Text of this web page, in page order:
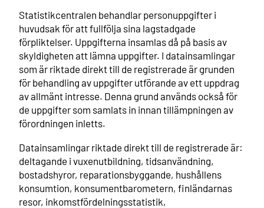
Statistikcentralen behandlar personuppgifter i
huvudsak för att fullfölja sina lagstadgade
förpliktelser. Uppgifterna insamlas då på basis av
skyldigheten att lämna uppgifter. I datainsamlingar
som är riktade direkt till de registrerade är grunden
för behandling av uppgifter utförande av ett uppdrag
av allmänt intresse. Denna grund används också för
de uppgifter som samlats in innan tillämpningen av
förordningen inletts.
Datainsamlingar riktade direkt till de registrerade är:
deltagande i vuxenutbildning, tidsanvändning,
bostadshyror, reparationsbyggande, hushållens
konsumtion, konsumentbarometern, finländarnas
resor, inkomstfördelningsstatistik,